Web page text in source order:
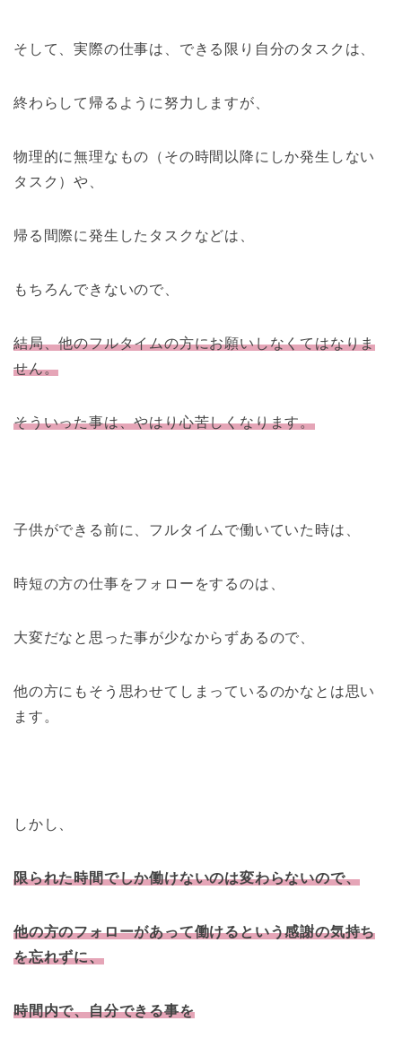
そして、実際の仕事は、できる限り自分のタスクは、
終わらして帰るように努力しますが、
物理的に無理なもの（その時間以降にしか発生しない
タスク）や、
帰る間際に発生したタスクなどは、
もちろんできないので、
結局、他のフルタイムの方にお願いしなくてはなりま
せん。
そういった事は、やはり心苦しくなります。
子供ができる前に、フルタイムで働いていた時は、
時短の方の仕事をフォローをするのは、
大変だなと思った事が少なからずあるので、
他の方にもそう思わせてしまっているのかなとは思い
ます。
しかし、
限られた時間でしか働けないのは変わらないので、
他の方のフォローがあって働けるという感謝の気持ち
を忘れずに、
時間内で、自分できる事を